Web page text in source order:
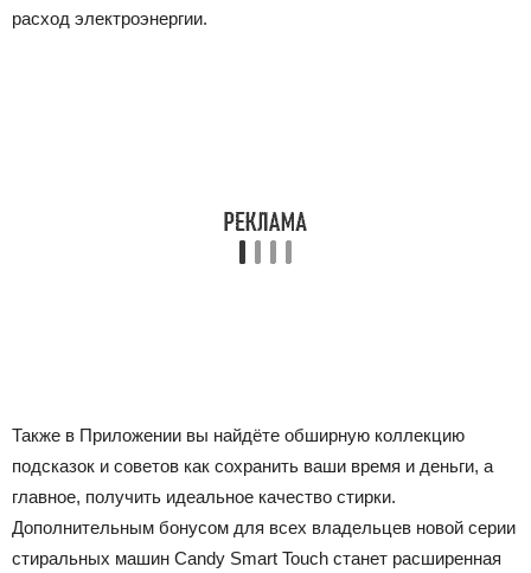
расход электроэнергии.
Также в Приложении вы найдёте обширную коллекцию
подсказок и советов как сохранить ваши время и деньги, а
главное, получить идеальное качество стирки.
Дополнительным бонусом для всех владельцев новой серии
стиральных машин Candy Smart Touch станет расширенная